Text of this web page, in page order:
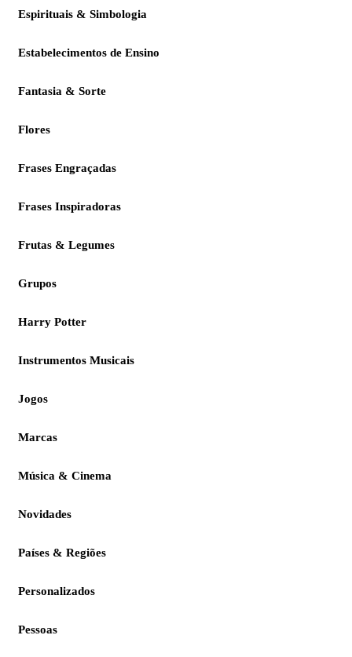
Espirituais & Simbologia
Estabelecimentos de Ensino
Fantasia & Sorte
Flores
Frases Engraçadas
Frases Inspiradoras
Frutas & Legumes
Grupos
Harry Potter
Instrumentos Musicais
Jogos
Marcas
Música & Cinema
Novidades
Países & Regiões
Personalizados
Pessoas